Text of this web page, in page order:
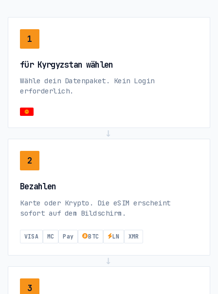
1
für Kyrgyzstan wählen
Wähle dein Datenpaket. Kein Login
erforderlich.
→
2
Bezahlen
Karte oder Krypto. Die eSIM erscheint
sofort auf dem Bildschirm.
VISA MC Pay BTC LN XMR
3